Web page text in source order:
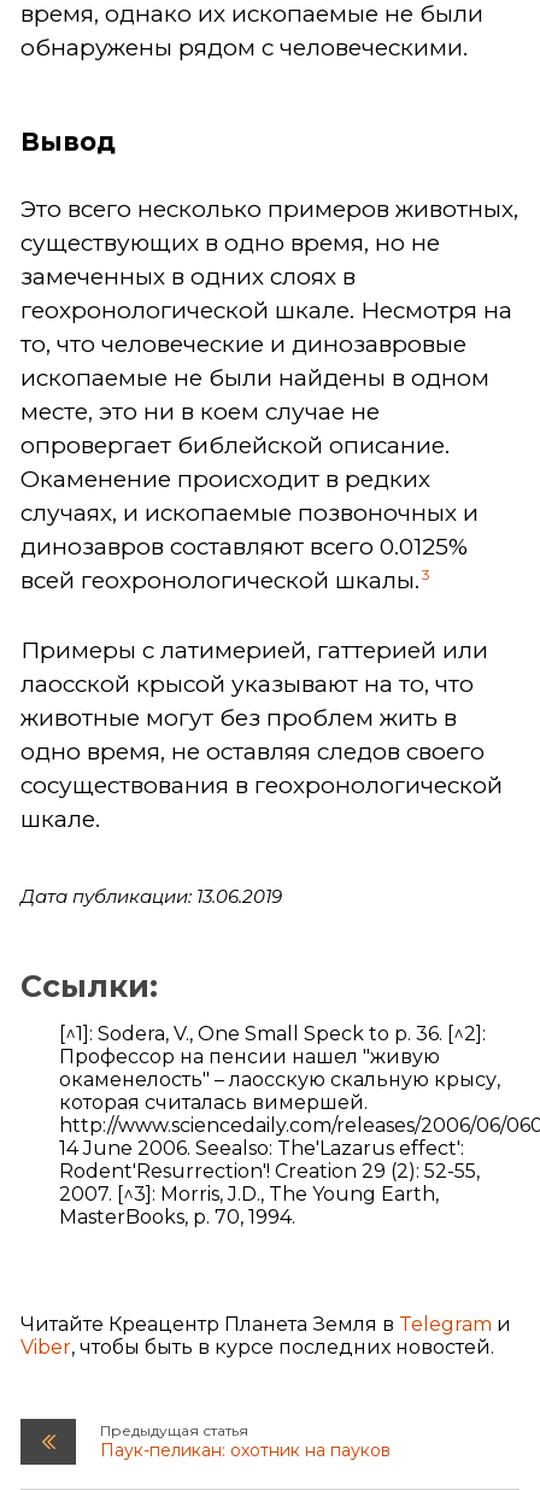
время, однако их ископаемые не были
обнаружены рядом с человеческими.
Вывод
Это всего несколько примеров животных,
существующих в одно время, но не
замеченных в одних слоях в
геохронологической шкале. Несмотря на
то, что человеческие и динозавровые
ископаемые не были найдены в одном
месте, это ни в коем случае не
опровергает библейской описание.
Окаменение происходит в редких
случаях, и ископаемые позвоночных и
динозавров составляют всего 0.0125%
всей геохронологической шкалы. 3
Примеры с латимерией, гаттерией или
лаосской крысой указывают на то, что
животные могут без проблем жить в
одно время, не оставляя следов своего
сосуществования в геохронологической
шкале.
Дата публикации: 13.06.2019
Ссылки:
[^1]: Sodera, V., One Small Speck to p. 36. [^2]:
Профессор на пенсии нашел "живую
окаменелость" – лаосскую скальную крысу,
которая считалась вимершей.
http://www.sciencedaily.com/releases/2006/06/
14 June 2006. Seealso: The'Lazarus effect':
Rodent'Resurrection'! Creation 29 (2): 52-55,
2007. [^3]: Morris, J.D., The Young Earth,
MasterBooks, p. 70, 1994.
Читайте Креацентр Планета Земля в Telegram и
Viber, чтобы быть в курсе последних новостей.
Предыдущая статья
Паук-пеликан: охотник на пауков